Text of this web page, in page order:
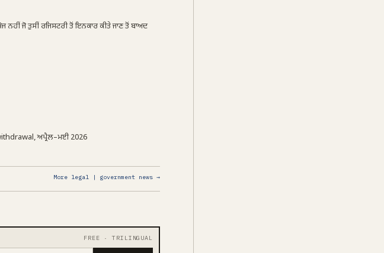
ਜੋ ਤੁਸੀਂ ਰਜਿਸਟਰੀ ਤੋਂ ਇਨਕਾਰ ਕੀਤੇ ਜਾਣ ਤੋਂ ਬਾਅਦ
ਅਪ੍ਰੈਲ–ਮਈ 2026
More legal | government news →
FREE · TRILINGUAL